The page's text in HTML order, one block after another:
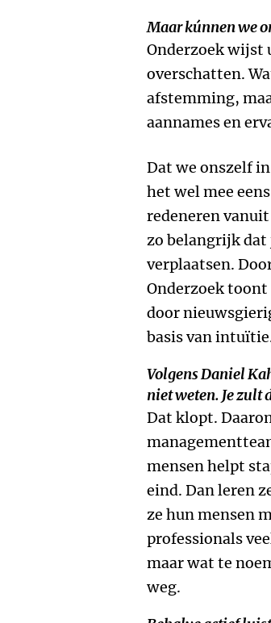
Maar kúnnen we
Onderzoek wijst
overschatten.
afstemming,
aannames en
Dat we onszelf
het wel mee
redeneren
zo belangrijk dat
verplaatsen.
Onderzoek
door
basis van
Volgens Daniel
niet weten. Je zult
Dat klopt.
mensen helpt
eind. Dan leren
ze hun mensen
professionals
maar wat te
weg.